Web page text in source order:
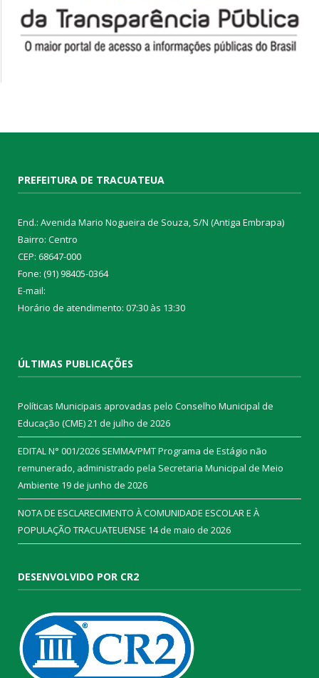
PREFEITURA DE TRACUATEUA
End.: Avenida Mario Nogueira de Souza, S/N (Antiga Embrapa)
Bairro: Centro
CEP: 68647-000
Fone: (91) 98405-0364
E-mail:
Horário de atendimento: 07:30 às 13:30
ÚLTIMAS PUBLICAÇÕES
Políticas Municipais aprovadas pelo Conselho Municipal de
Educação (CME)21 de julho de 2026
EDITAL N° 001/2026 SEMMA/PMT Programa de Estágio não
remunerado, administrado pela Secretaria Municipal de Meio
Ambiente 19 de junho de 2026
NOTA DE ESCLARECIMENTO À COMUNIDADE ESCOLAR E À
POPULAÇÃO TRACUATEUENSE 14 de maio de 2026
DESENVOLVIDO POR CR2